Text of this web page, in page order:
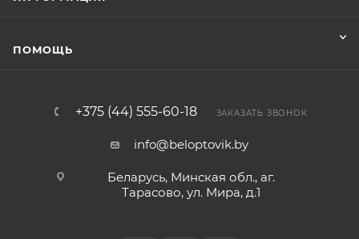
ПОМОЩЬ
+375 (44) 555-60-18 ЗАКАЗАТЬ ЗВОНОК
info@beloptovik.by
Беларусь, Минская обл., аг.
Тарасово, ул. Мира, д.1